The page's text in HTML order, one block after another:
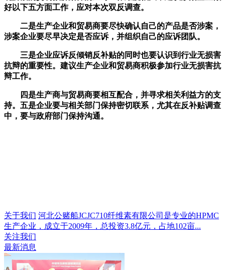
好以下五方面工作，应对本次双反调查。
二是生产企业和贸易商要尽快确认自己的产品是否涉案，
涉案企业要尽早决定是否应诉，并组织自己的应诉团队。
三是企业应诉反倾销反补贴的同时也要认识到行业无损害
抗辩的重要性。建议生产企业和贸易商积极参加行业无损害抗
辩工作。
四是生产商与贸易商要相互配合，并寻求相关利益方的支
持。五是企业要与相关部门保持密切联系，尤其在反补贴调查
中，要与政府部门保持沟通。
关于我们 河北公赌船JCJC710纤维素有限公司是专业的HPMC
生产企业，成立于2009年，总投资3.8亿元，占地102亩...
关注我们
最新消息